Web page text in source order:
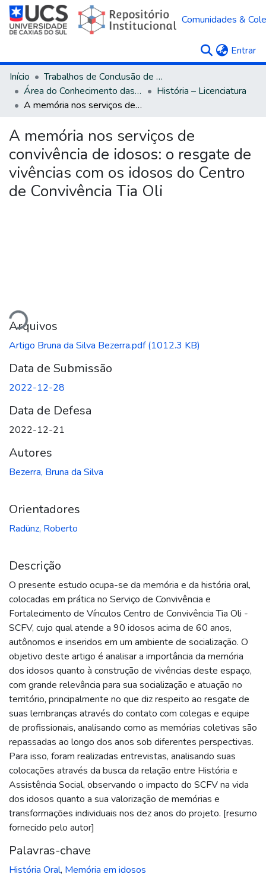
Comunidades &
Entrar
Início
Trabalhos de Conclusão de Curso
Área do Conhecimento das Ciências Humanas
História – Licenciatura
A memória nos serviços de convivência de idosos: o resgate de vivências com os idosos do Centro de Convivência Tia Oli
A memória nos serviços de
convivência de idosos: o resgate de
vivências com os idosos do Centro
de Convivência Tia Oli
Arquivos
Artigo Bruna da Silva Bezerra.pdf(1012.3 KB)
Data de Submissão
2022-12-28
Data de Defesa
2022-12-21
Autores
Bezerra, Bruna da Silva
Orientadores
Radünz, Roberto
Descrição
O presente estudo ocupa-se da memória e da história oral,
colocadas em prática no Serviço de Convivência e
Fortalecimento de Vínculos Centro de Convivência Tia Oli -
SCFV, cujo qual atende a 90 idosos acima de 60 anos,
autônomos e inseridos em um ambiente de socialização. O
objetivo deste artigo é analisar a importância da memória
dos idosos quanto à construção de vivências deste espaço,
com grande relevância para sua socialização e atuação no
território, principalmente no que diz respeito ao resgate de
suas lembranças através do contato com colegas e equipe
de profissionais, analisando como as memórias coletivas são
repassadas ao longo dos anos sob diferentes perspectivas.
Para isso, foram realizadas entrevistas, analisando suas
colocações através da busca da relação entre História e
Assistência Social, observando o impacto do SCFV na vida
dos idosos quanto a sua valorização de memórias e
transformações individuais nos dez anos do projeto. [resumo
fornecido pelo autor]
Palavras-chave
História Oral, Memória em idosos